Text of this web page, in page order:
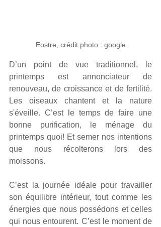
Eostre, crédit photo : google
D’un point de vue traditionnel, le
printemps est annonciateur de
renouveau, de croissance et de fertilité.
Les oiseaux chantent et la nature
s'éveille. C’est le temps de faire une
bonne purification, le ménage du
printemps quoi! Et semer nos intentions
que nous récolterons lors des
moissons.
C’est la journée idéale pour travailler
son équilibre intérieur, tout comme les
énergies que nous possédons et celles
qui nous entourent. C’est le moment de